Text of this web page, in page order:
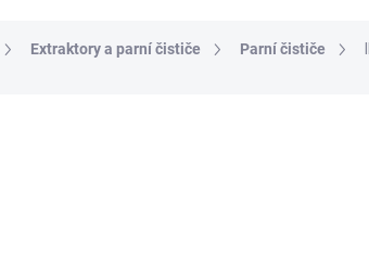
Extraktory a parní čističe Parní čističe